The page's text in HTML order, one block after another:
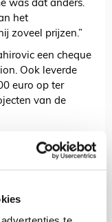
was dat anders.
het
zoveel prijzen.”
een cheque
Ook leverde
euro op ter
van de
Cruijff Talent